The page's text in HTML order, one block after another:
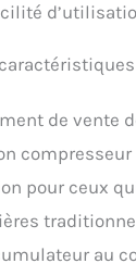
de vente
compresseur
pour ceux
au